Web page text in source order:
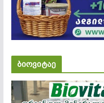
ბიოვიტაე